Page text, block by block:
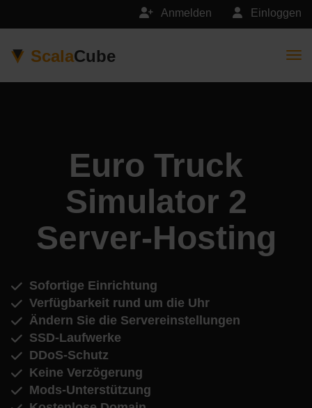
Einloggen
Anmelden
ScalaCube
Euro Truck
Simulator 2
Server-Hosting
Sofortige Einrichtung
Verfügbarkeit rund um die Uhr
Ändern Sie die Servereinstellungen
SSD-Laufwerke
DDoS-Schutz
Keine Verzögerung
Mods-Unterstützung